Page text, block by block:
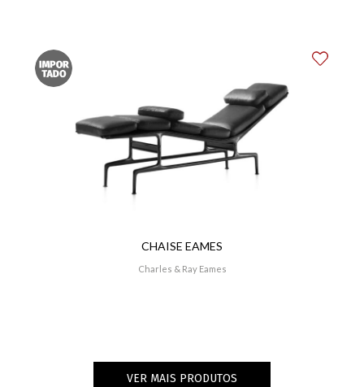
CHAISE EAMES
Charles & Ray Eames
VER MAIS PRODUTOS